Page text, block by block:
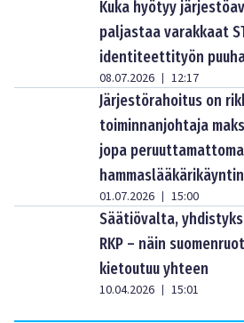
Kuka hyötyy
paljastaa varakkaat
identiteettityön
08.07.2026 | 12:17
Järjestörahoitus on
toiminnanjohtaja
jopa
01.07.2026 | 15:00
Säätiövalta,
RKP – näin
kietoutuu yhteen
10.04.2026 | 15:01